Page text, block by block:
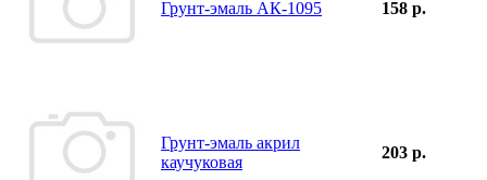
Грунт-эмаль АК-1095 158 р.
Грунт-эмаль акрил
каучуковая
203 р.